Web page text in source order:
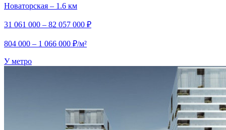
Новаторская – 1.6 км
31 061 000 – 82 057 000 ₽
804 000 – 1 066 000 ₽/м²
У метро